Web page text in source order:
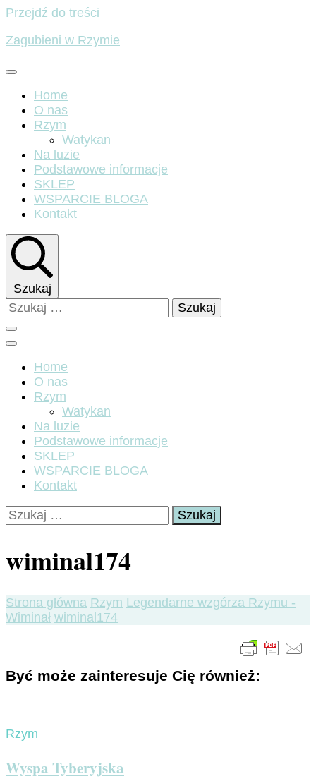
Przejdź do treści
Zagubieni w Rzymie
Home
O nas
Rzym
Watykan
Na luzie
Podstawowe informacje
SKLEP
WSPARCIE BLOGA
Kontakt
Szukaj
Szukaj:
Home
O nas
Rzym
Watykan
Na luzie
Podstawowe informacje
SKLEP
WSPARCIE BLOGA
Kontakt
Szukaj:
wiminal174
Strona główna Rzym Legendarne wzgórza Rzymu -
Wiminał wiminal174
Być może zainteresuje Cię również:
Rzym
Wyspa Tyberyjska